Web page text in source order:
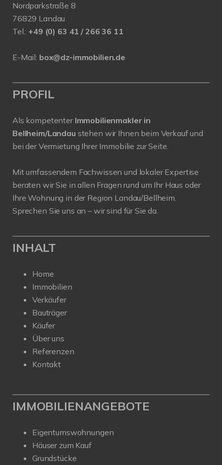
Nordparkstraße 8
76829 Landau
Tel.: +49 (0) 63 41 / 266 36 11
E-Mail: box@dz-immobilien.de
PROFIL
Als kompetenter Immobilienmakler in
Bellheim/Landau stehen wir Ihnen beim Verkauf und
bei der Vermietung Ihrer Immobilie zur Seite.
Mit umfassendem Fachwissen und lokaler Expertise
beraten wir Sie in allen Fragen rund um Ihr Haus oder
Ihre Wohnung in der Region Landau/Bellheim.
Sprechen Sie uns an – wir sind für Sie da.
INHALT
Home
Immobilien
Verkäufer
Bauträger
Käufer
Über uns
Referenzen
Kontakt
IMMOBILIENANGEBOTE
Eigentumswohnungen
Häuser zum Kauf
Grundstücke